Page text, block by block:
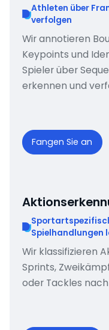
Athleten über
verfolgen
Wir annotieren
Keypoints und
Spieler über
erkennen und
Fangen Sie an
Spielhandlungen
Wir klassifizieren
Sprints,
oder Tackles